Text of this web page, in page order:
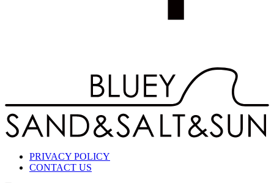
PRIVACY POLICY
CONTACT US